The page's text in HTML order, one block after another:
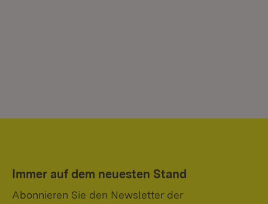
Immer auf dem neuesten Stand
Abonnieren Sie den Newsletter der